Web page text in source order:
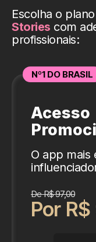
Escolha o
Stories com
profissionais:
Nº1 DO BRASIL
Acesso
O app mais
De R$ 97,00
Por